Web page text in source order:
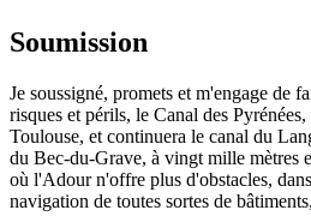
Soumission
Je soussigné, promets et m'engage de
risques et périls, le Canal des
Toulouse, et continuera le canal du
du Bec-du-Grave, à vingt mille mètres
où l'Adour n'offre plus d'obstacles,
navigation de toutes sortes de